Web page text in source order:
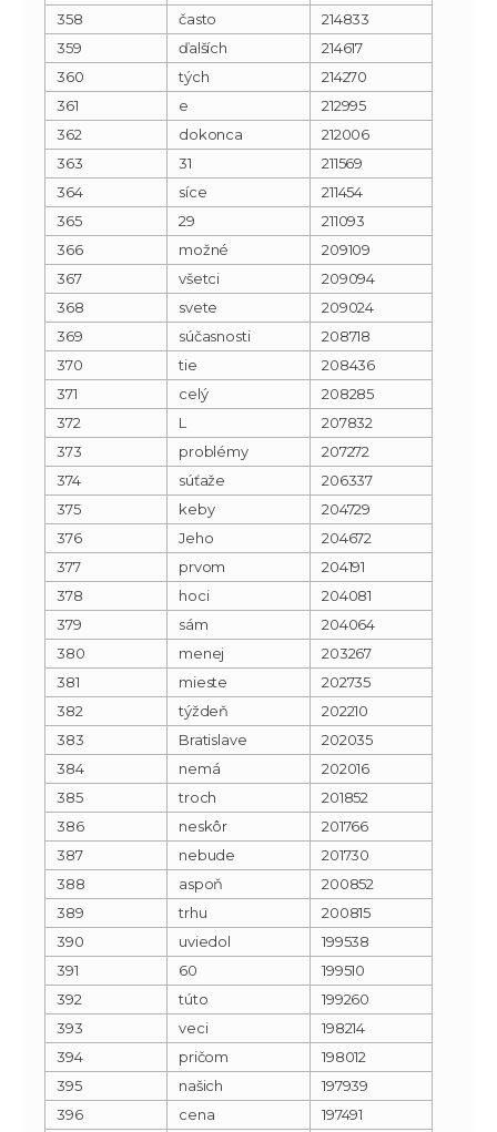
358
často
214833
359
ďalších
214617
360
tých
214270
361
e
212995
362
dokonca
212006
363
31
211569
364
síce
211454
365
29
211093
366
možné
209109
367
všetci
209094
368
svete
209024
369
súčasnosti
208718
370
tie
208436
371
celý
208285
372
L
207832
373
problémy
207272
374
súťaže
206337
375
keby
204729
376
Jeho
204672
377
prvom
204191
378
hoci
204081
379
sám
204064
380
menej
203267
381
mieste
202735
382
týždeň
202210
383
Bratislave
202035
384
nemá
202016
385
troch
201852
386
neskôr
201766
387
nebude
201730
388
aspoň
200852
389
trhu
200815
390
uviedol
199538
391
60
199510
392
túto
199260
393
veci
198214
394
pričom
198012
395
našich
197939
396
cena
197491